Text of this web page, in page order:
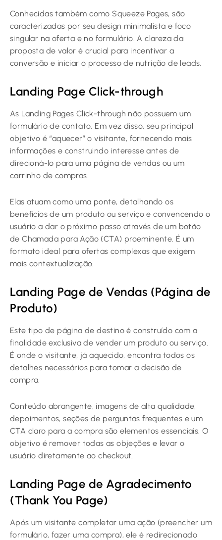
Conhecidas também como Squeeze Pages, são
caracterizadas por seu design minimalista e foco
singular na oferta e no formulário. A clareza da
proposta de valor é crucial para incentivar a
conversão e iniciar o processo de nutrição de leads.
Landing Page Click-through
As Landing Pages Click-through não possuem um
formulário de contato. Em vez disso, seu principal
objetivo é “aquecer” o visitante, fornecendo mais
informações e construindo interesse antes de
direcioná-lo para uma página de vendas ou um
carrinho de compras.
Elas atuam como uma ponte, detalhando os
benefícios de um produto ou serviço e convencendo o
usuário a dar o próximo passo através de um botão
de Chamada para Ação (CTA) proeminente. É um
formato ideal para ofertas complexas que exigem
mais contextualização.
Landing Page de Vendas (Página de
Produto)
Este tipo de página de destino é construído com a
finalidade exclusiva de vender um produto ou serviço.
É onde o visitante, já aquecido, encontra todos os
detalhes necessários para tomar a decisão de
compra.
Conteúdo abrangente, imagens de alta qualidade,
depoimentos, seções de perguntas frequentes e um
CTA claro para a compra são elementos essenciais. O
objetivo é remover todas as objeções e levar o
usuário diretamente ao checkout.
Landing Page de Agradecimento
(Thank You Page)
Após um visitante completar uma ação (preencher um
formulário, fazer uma compra), ele é redirecionado